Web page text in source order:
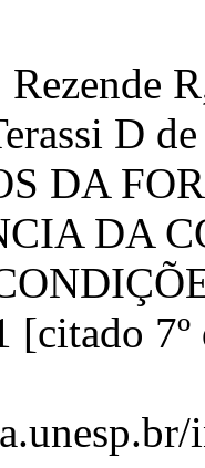
D
DA
DA
[citado